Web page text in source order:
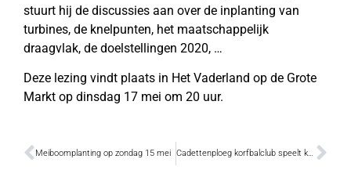
stuurt hij de discussies aan over de inplanting van
turbines, de knelpunten, het maatschappelijk
draagvlak, de doelstellingen 2020, …
Deze lezing vindt plaats in Het Vaderland op de Grote
Markt op dinsdag 17 mei om 20 uur.
Meiboomplanting op zondag 15 mei Cadettenploeg korfbalclub speelt kampioen